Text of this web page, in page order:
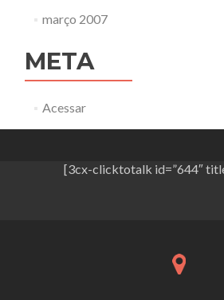
março 2007
META
Acessar
[3cx-clicktotalk id=”644″